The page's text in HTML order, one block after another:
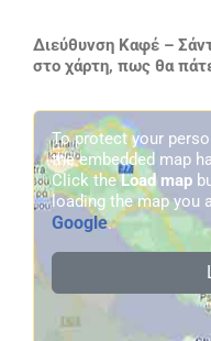
Διεύθυνση Καφέ –
στο χάρτη, πως θα
To protect your
the embedded map
Click theLoad map
loading the map you
Google.